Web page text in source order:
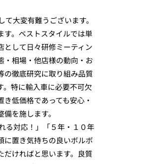
大変有難うございます。
す。ベストスタイルでは単
として日々研修ミーティン
・相場・他店様の動向・お
の徹底研究に取り組み品質
特に輸入車に必要不可欠
低価格であっても安心・
を施します。
る対応！」「５年・１０年
に置き気持ちの良いボルボ
だければと思います。良質